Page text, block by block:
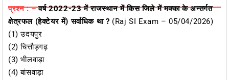
प्रश्न : –वर्ष 2022-23 में राजस्थान में किस जिले में मक्का के अन्तर्गत
क्षेत्रफल (हेक्टेयर में) सर्वाधिक था ? (Raj SI Exam – 05/04/2026)
(1) उदयपुर
(2) चित्तौड़गढ़
(3) भीलवाड़ा
(4) बांसवाड़ा